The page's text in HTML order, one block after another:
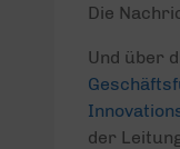
Die
Und über
der